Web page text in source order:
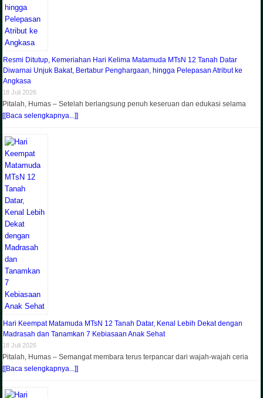
Resmi Ditutup, Kemeriahan Hari Kelima Matamuda MTsN 12 Tanah Datar
Diwarnai Unjuk Bakat, Bertabur Penghargaan, hingga Pelepasan Atribut ke
Angkasa
18 Juli 2026
Pitalah, Humas – Setelah berlangsung penuh keseruan dan edukasi selama
[[Baca selengkapnya...]]
Hari Keempat Matamuda MTsN 12 Tanah Datar, Kenal Lebih Dekat dengan
Madrasah dan Tanamkan 7 Kebiasaan Anak Sehat
18 Juli 2026
Pitalah, Humas – Semangat membara terus terpancar dari wajah-wajah ceria
[[Baca selengkapnya...]]